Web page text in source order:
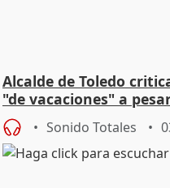
Alcalde de Toledo
"de vacaciones" a
Sonido Totales